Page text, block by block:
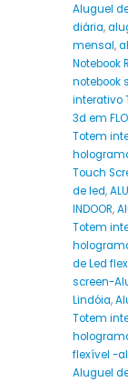
Aluguel
diária,
mensal,
Notebook
notebook
interativo
3d em
Totem
Touch
de led,
INDOOR,
Totem
de Led
screen-
Lindóia,
Totem
flexível -
Aluguel